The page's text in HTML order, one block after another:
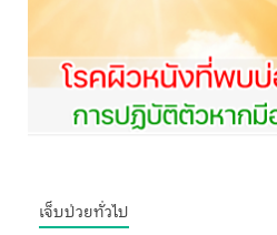
เจ็บป่วยทั่วไป